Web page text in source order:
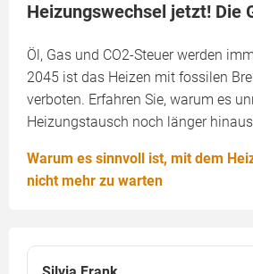
Heizungswechsel jetzt! Die
Öl, Gas und CO2-Steuer werden
2045 ist das Heizen mit fossilen
verboten. Erfahren Sie, warum es
Heizungstausch noch länger
Warum es sinnvoll ist, mit dem
nicht mehr zu warten